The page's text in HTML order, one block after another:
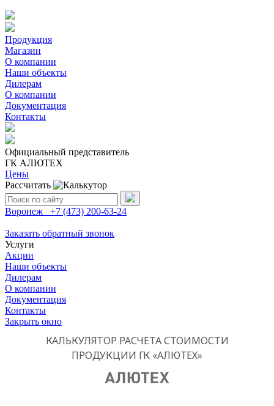
Продукция
Магазин
О компании
Наши объекты
Дилерам
О компании
Документация
Контакты
Официальный представитель
ГК АЛЮТЕХ
Цены
Рассчитать
Поиск:
Воронеж
+7 (473) 200-63-24
Заказать обратный звонок
Услуги
Акции
Наши объекты
Дилерам
О компании
Документация
Контакты
Закрыть окно